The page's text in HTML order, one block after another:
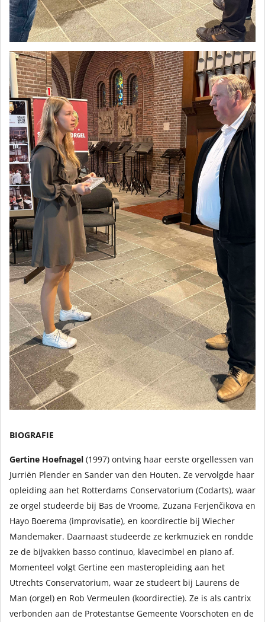
BIOGRAFIE
Gertine Hoefnagel (1997) ontving haar eerste orgellessen van
Jurriën Plender en Sander van den Houten. Ze vervolgde haar
opleiding aan het Rotterdams Conservatorium (Codarts), waar
ze orgel studeerde bij Bas de Vroome, Zuzana Ferjenčikova en
Hayo Boerema (improvisatie), en koordirectie bij Wiecher
Mandemaker. Daarnaast studeerde ze kerkmuziek en rondde
ze de bijvakken basso continuo, klavecimbel en piano af.
Momenteel volgt Gertine een masteropleiding aan het
Utrechts Conservatorium, waar ze studeert bij Laurens de
Man (orgel) en Rob Vermeulen (koordirectie). Ze is als cantrix
verbonden aan de Protestantse Gemeente Voorschoten en de